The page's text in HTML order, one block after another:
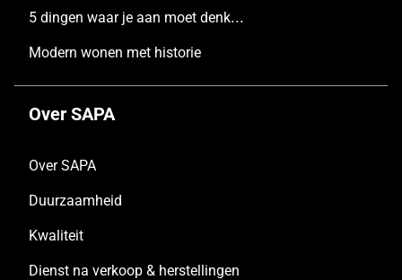
5 dingen waar je aan moet denken voordat je een nieuw huis bouwt
Modern wonen met historie
Over SAPA
Over SAPA
Duurzaamheid
Kwaliteit
Dienst na verkoop & herstellingen